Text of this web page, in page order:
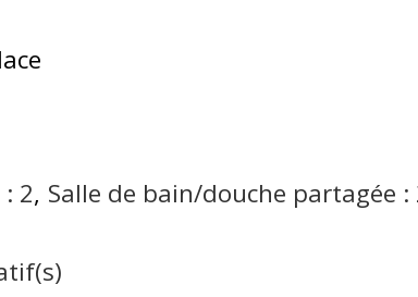
2 Salle de bain/douche partagée :